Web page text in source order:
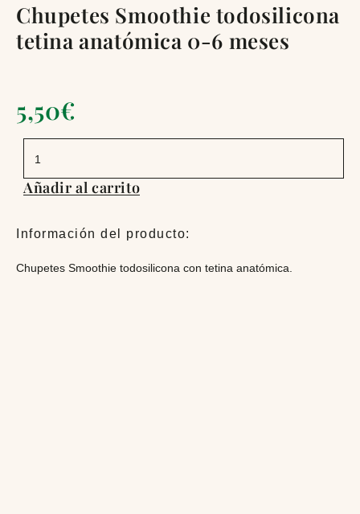
Chupetes Smoothie todosilicona
tetina anatómica 0-6 meses
5,50€
Chupetes
Smoothie
tetina
anatómica
meses
Añadir al carrito
Información del producto:
Chupetes Smoothie todosilicona con tetina anatómica.